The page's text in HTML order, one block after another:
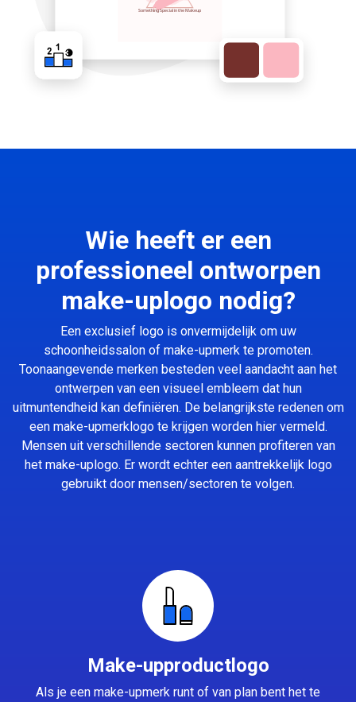
Wie heeft er een
professioneel ontworpen
make-uplogo nodig?
Een exclusief logo is onvermijdelijk om uw
schoonheidssalon of make-upmerk te promoten.
Toonaangevende merken besteden veel aandacht aan het
ontwerpen van een visueel embleem dat hun
uitmuntendheid kan definiëren. De belangrijkste redenen om
een make-upmerklogo te krijgen worden hier vermeld.
Mensen uit verschillende sectoren kunnen profiteren van
het make-uplogo. Er wordt echter een aantrekkelijk logo
gebruikt door mensen/sectoren te volgen.
Make-upproductlogo
Als je een make-upmerk runt of van plan bent het te